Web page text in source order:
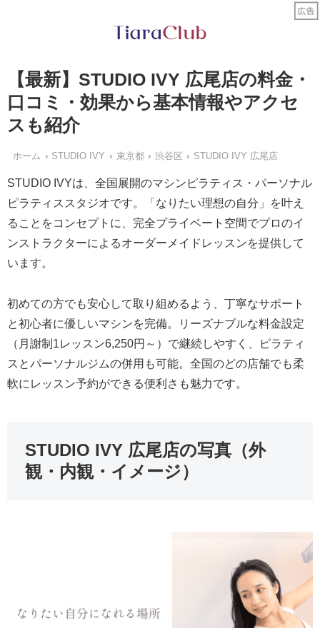
【最新】STUDIO IVY 広尾店の料金・
口コミ・効果から基本情報やアクセ
スも紹介
ホーム STUDIO IVY 東京都 渋谷区 STUDIO IVY 広尾店
STUDIO IVYは、全国展開のマシンピラティス・パーソナル
ピラティススタジオです。「なりたい理想の自分」を叶え
ることをコンセプトに、完全プライベート空間でプロのイ
ンストラクターによるオーダーメイドレッスンを提供して
います。
初めての方でも安心して取り組めるよう、丁寧なサポート
と初心者に優しいマシンを完備。リーズナブルな料金設定
（月謝制1レッスン6,250円～）で継続しやすく、ピラティ
スとパーソナルジムの併用も可能。全国のどの店舗でも柔
軟にレッスン予約ができる便利さも魅力です。
STUDIO IVY 広尾店の写真（外
観・内観・イメージ）